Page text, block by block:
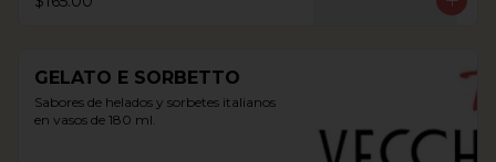
GELATO E SORBETTO
Sabores de helados y sorbetes italianos
en vasos de 180 ml.